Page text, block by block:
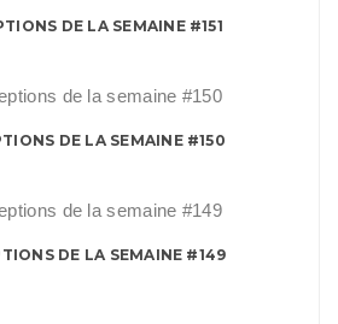
DE LA SEMAINE #151
DE LA SEMAINE #150
DE LA SEMAINE #149